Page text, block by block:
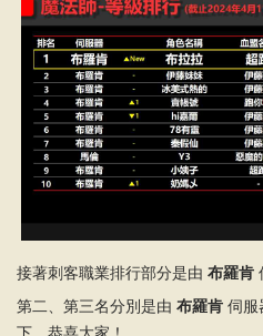
接著刺客職業排行部分是由 布羅肯
第二、第三名分別是由 布羅肯伺服